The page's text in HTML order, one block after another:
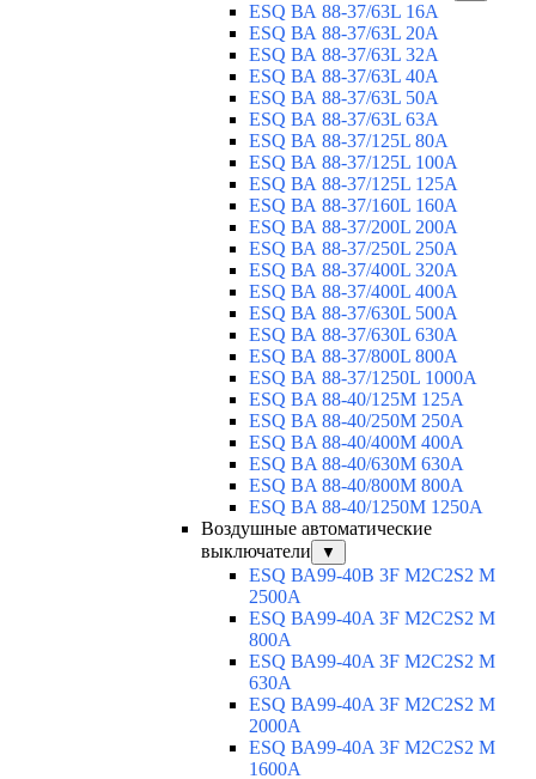
ESQ ВА 88-37/63L 16A
ESQ ВА 88-37/63L 20A
ESQ ВА 88-37/63L 32A
ESQ ВА 88-37/63L 40A
ESQ ВА 88-37/63L 50A
ESQ ВА 88-37/63L 63A
ESQ ВА 88-37/125L 80A
ESQ ВА 88-37/125L 100A
ESQ ВА 88-37/125L 125A
ESQ ВА 88-37/160L 160A
ESQ ВА 88-37/200L 200A
ESQ ВА 88-37/250L 250A
ESQ ВА 88-37/400L 320A
ESQ ВА 88-37/400L 400A
ESQ ВА 88-37/630L 500A
ESQ ВА 88-37/630L 630A
ESQ ВА 88-37/800L 800A
ESQ ВА 88-37/1250L 1000A
ESQ BA 88-40/125M 125A
ESQ BA 88-40/250M 250A
ESQ BA 88-40/400M 400A
ESQ BA 88-40/630М 630A
ESQ BA 88-40/800M 800A
ESQ BA 88-40/1250М 1250A
Воздушные автоматические
выключатели
▼
ESQ ВА99-40B 3F M2C2S2 M
2500A
ESQ ВА99-40A 3F M2C2S2 М
800A
ESQ ВА99-40A 3F M2C2S2 М
630A
ESQ ВА99-40A 3F M2C2S2 М
2000A
ESQ ВА99-40A 3F M2C2S2 М
1600A